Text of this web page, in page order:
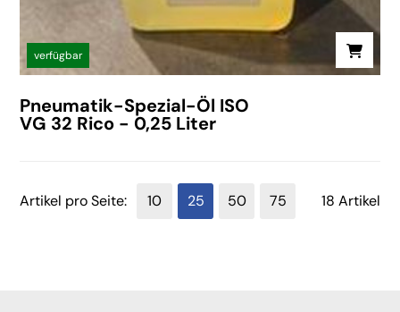
verfügbar
Pneumatik-Spezial-Öl ISO
VG 32 Rico - 0,25 Liter
18 Artikel
Artikel pro Seite: 10 25 50 75